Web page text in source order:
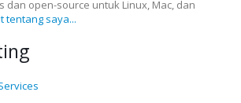
dan open-source untuk Linux, Mac, dan
tentang saya...